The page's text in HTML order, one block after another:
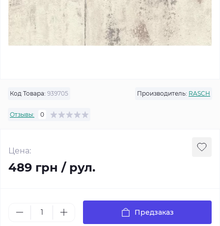
Код Товара: 939705 Производитель: RASCH
Отзывы: 0
Цена:
489 грн / рул.
Предзаказ